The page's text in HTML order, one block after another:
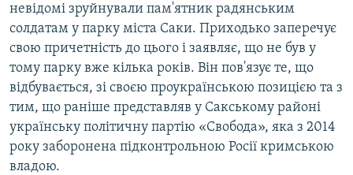
невідомі зруйнували пам'ятник радянським
солдатам у парку міста Саки. Приходько заперечує
свою причетність до цього і заявляє, що не був у
тому парку вже кілька років. Він пов'язує те, що
відбувається, зі своєю проукраїнською позицією та з
тим, що раніше представляв у Сакському районі
українську політичну партію «Свобода», яка з 2014
року заборонена підконтрольною Росії кримською
владою.